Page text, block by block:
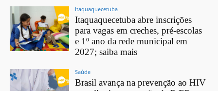
Itaquaquecetuba
Itaquaquecetuba abre inscrições
para vagas em creches, pré-escolas
e 1º ano da rede municipal em
2027; saiba mais
Saúde
Brasil avança na prevenção ao HIV